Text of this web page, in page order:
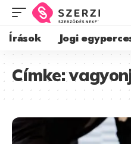
Írások Jogi
Címke: